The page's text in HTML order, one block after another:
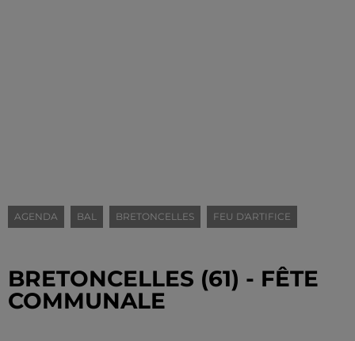
AGENDA BAL BRETONCELLES FEU D'ARTIFICE
BRETONCELLES (61) - FÊTE
COMMUNALE